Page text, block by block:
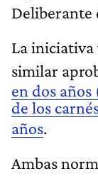
Deliberante
La iniciativa
similar
en dos
de los
años.
Ambas